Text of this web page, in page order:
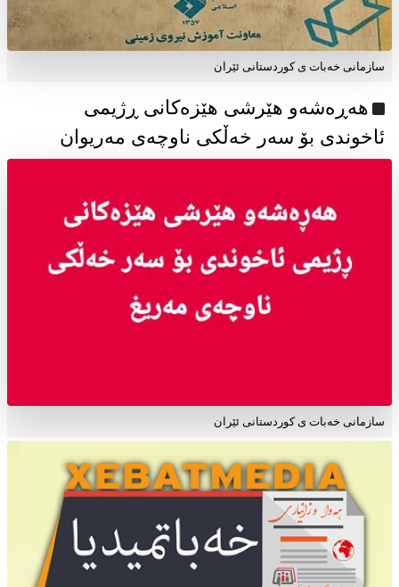
سازمانی خەبات ی كوردستانی ئێران
هەڕەشەو هێرشی هێزەکانی ڕژیمی
ئاخوندی بۆ سەر خەڵکی ناوچەی مەریوان
سازمانی خەبات ی کوردستانی ئێران